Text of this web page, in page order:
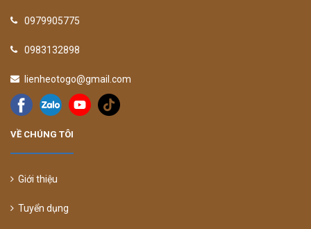
0979905775
0983132898
lienheotogo@gmail.com
VỀ CHÚNG TÔI
Giới thiệu
Tuyển dụng